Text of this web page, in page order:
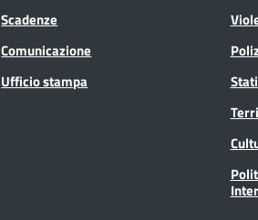
Scadenze
Comunicazione
Ufficio stampa